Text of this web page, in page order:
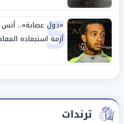
5
«دول عصابة»..
أزمة استبعاده
ترندات